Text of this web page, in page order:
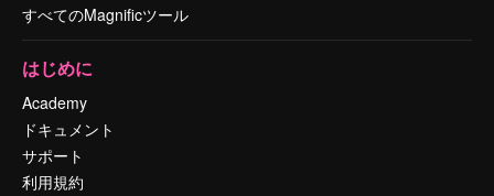
すべてのMagnificツール
はじめに
Academy
ドキュメント
サポート
利用規約